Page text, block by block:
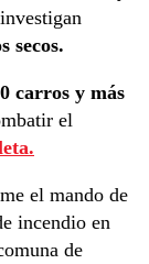
secos.
carros y más
el
el mando de
incendio en
de